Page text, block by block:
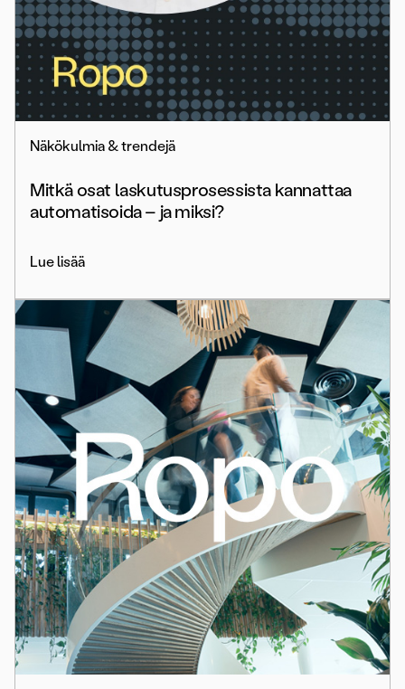
Näkökulmia & trendejä
Mitkä osat laskutusprosessista kannattaa
automatisoida – ja miksi?
Lue lisää